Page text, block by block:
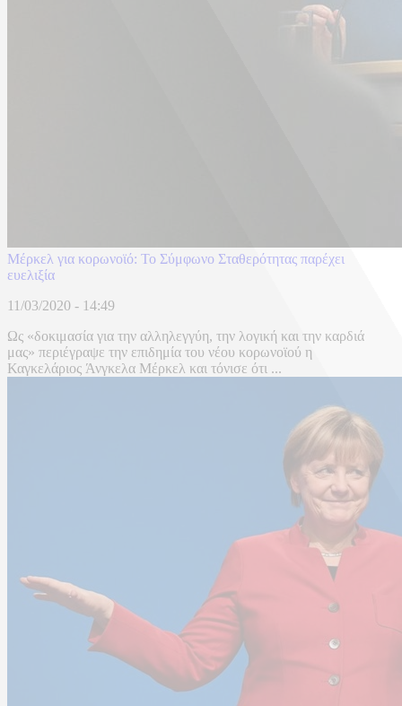
Μέρκελ για κορωνοϊό: Το Σύμφωνο Σταθερότητας παρέχει
ευελιξία
11/03/2020 - 14:49
Ως «δοκιμασία για την αλληλεγγύη, την λογική και την καρδιά
μας» περιέγραψε την επιδημία του νέου κορωνοϊού η
Καγκελάριος Άνγκελα Μέρκελ και τόνισε ότι ...